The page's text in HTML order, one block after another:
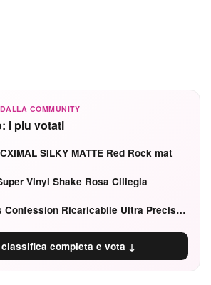
COMMUNITY
i piu votati
SILKY MATTE Red Rock mat
Vinyl Shake Rosa Ciliegia
Hourglass Confession Ricaricabile Ultra Preciso Ad Alta Intensità Secretly Classic Red
classifica completa e vota ↓